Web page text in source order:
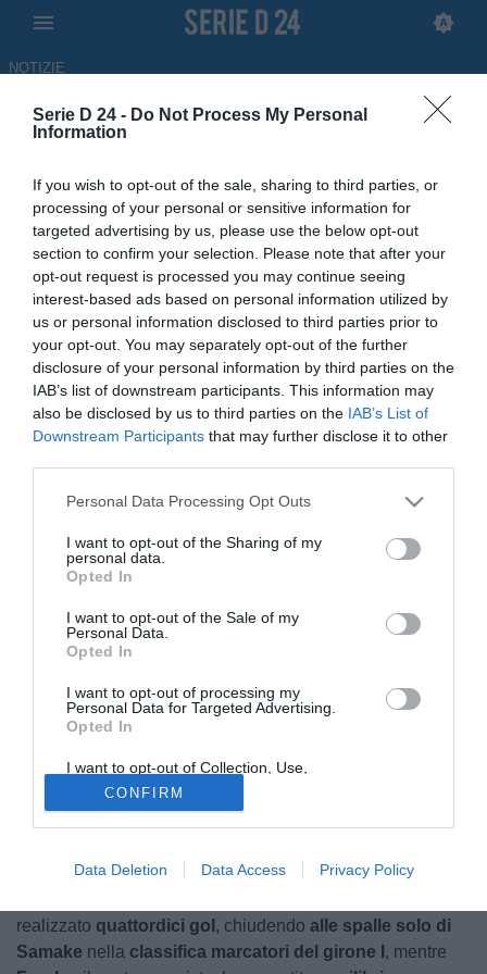
Serie D 24 - Do Not Process My Personal
Information
If you wish to opt-out of the sale, sharing to third parties, or
processing of your personal or sensitive information for
targeted advertising by us, please use the below opt-out
section to confirm your selection. Please note that after your
opt-out request is processed you may continue seeing
interest-based ads based on personal information utilized by
us or personal information disclosed to third parties prior to
your opt-out. You may separately opt-out of the further
disclosure of your personal information by third parties on the
IAB’s list of downstream participants. This information may
also be disclosed by us to third parties on the IAB’s List of
Downstream Participants that may further disclose it to other
Personal Data Processing Opt Outs
I want to opt-out of the Sharing of my
personal data.
Opted In
I want to opt-out of the Sale of my
Personal Data.
Opted In
I want to opt-out of processing my
Personal Data for Targeted Advertising.
Opted In
I want to opt-out of Collection, Use,
Retention, Sale, and/or Sharing of my
Personal Data that Is Unrelated with the
Purposes for which it was collected.
Opted Out
CONFIRM
Data Deletion Data Access Privacy Policy
NOTIZIE
Enna, Franky Tchaouna:
"Orgoglioso di aver fatto parte
di questo gruppo"
07.05.2026 15:56 di Gabriele Mafrica
Parole al miele da parte del centrocampista ciadiano Franky
Tchaouna, che, tramite un post sui propri social, ha ringraziato
l'Enna per questa stagione
secondo anno consecutivo, l' Enna
ha raggiunto la
salvezza diretta
costruito la propria squadra andando alla ricerca di
giovani di prospettiva
Tchaouna, fratelli minori dell'ex Lazio Loum.
I due ciadiani sono stati tra iprincipali protagonisti
realizzato quattordici gol , chiudendo alle spalle solo di
Samake nella classifica marcatori del girone I , mentre